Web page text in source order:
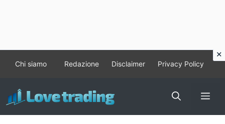
contenuto
Chi siamo Redazione Disclaimer Privacy Policy